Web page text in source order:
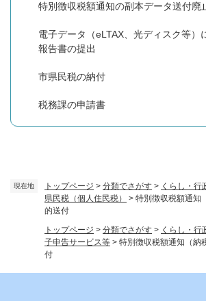
現在地 トップページ > 分類でさがす > くらし・行
県民税（個人住民税）
> 特別徴収税額通知
的送付
トップページ > 分類でさがす > くらし・行
子申告サービス等 > 特別徴収税額通知（納
付
特別徴収税額通知の副本データ送付廃
電子データ（eLTAX、光ディスク等）
報告書の提出
市県民税の納付
税務課の申請書